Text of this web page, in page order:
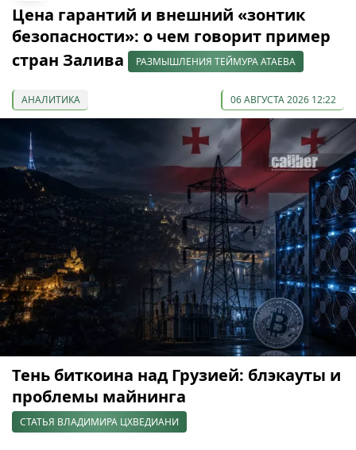
Цена гарантий и внешний «зонтик
безопасности»: о чем говорит пример
стран Залива
РАЗМЫШЛЕНИЯ ТЕЙМУРА АТАЕВА
АНАЛИТИКА 06 АВГУСТА 2026 12:22
Тень биткоина над Грузией: блэкауты и
проблемы майнинга
СТАТЬЯ ВЛАДИМИРА ЦХВЕДИАНИ